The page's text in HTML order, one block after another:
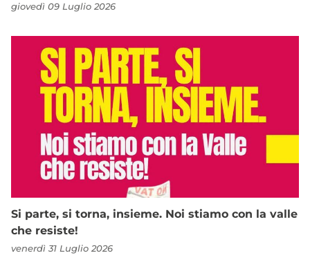
giovedì 09 Luglio 2026
Si parte, si torna, insieme. Noi stiamo con la valle
che resiste!
venerdì 31 Luglio 2026